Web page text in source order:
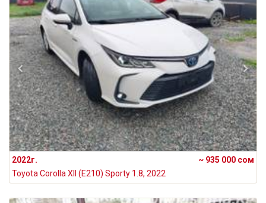
2022г.
~ 935 000 сом
Toyota Corolla XII (E210) Sporty 1.8, 2022